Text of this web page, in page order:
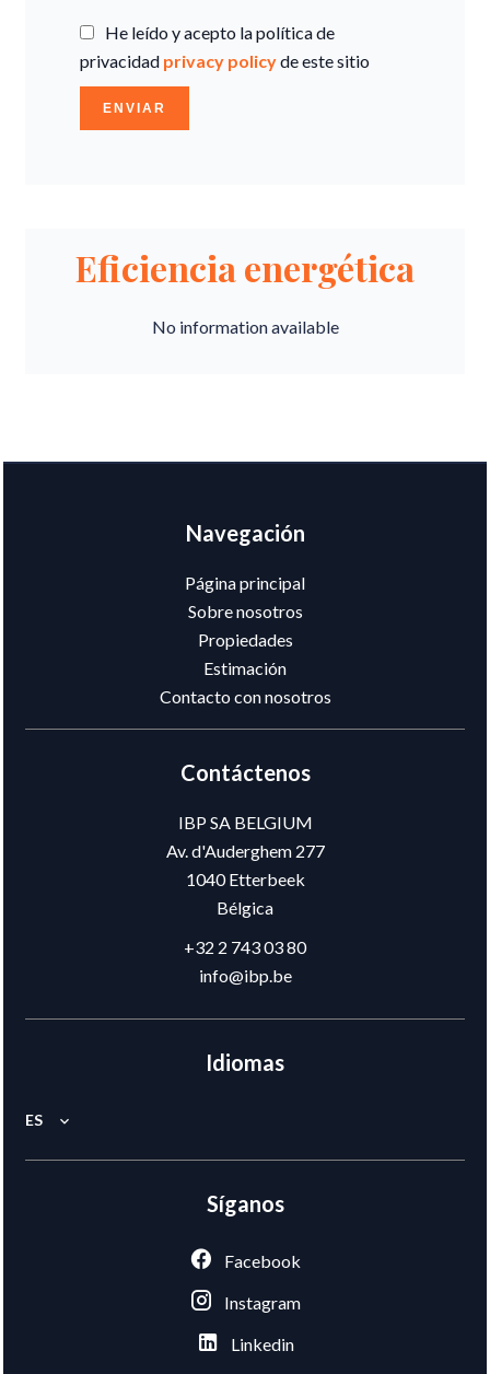
He leído y acepto la política de
privacidad privacy policyde este sitio
ENVIAR
Eficiencia energética
No information available
Navegación
Página principal
Sobre nosotros
Propiedades
Estimación
Contacto con nosotros
Contáctenos
IBP SA BELGIUM
Av. d'Auderghem 277
1040Etterbeek
Bélgica
+32 2 743 03 80
info@ibp.be
Idiomas
ES
Síganos
Facebook
Instagram
Linkedin